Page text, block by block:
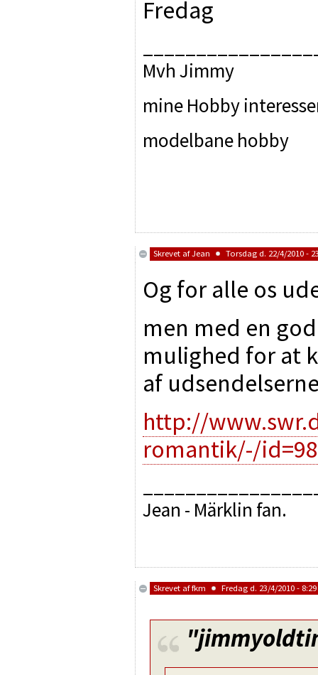
Fredag
Mvh Jimmy
mine Hobby
modelbane hobby
Skrevet afJean Torsdag d. 22/4/2010 -
Og for alle os
men med en
mulighed for at
af
http://
romantik/-/
Jean - Märklin fan.
Skrevet affkm Fredag d. 23/4/2010 - 8:29